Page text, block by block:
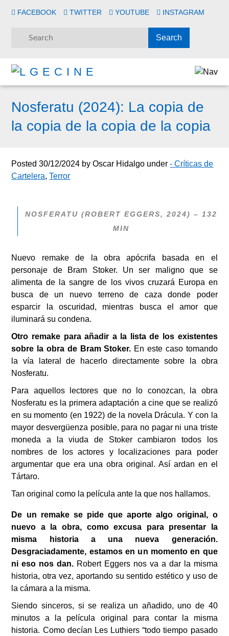
FACEBOOK TWITTER YOUTUBE INSTAGRAM
Nosferatu (2024): La copia de
la copia de la copia de la copia
Posted30/12/2024 byOscar Hidalgo under- Críticas de
Cartelera,Terror
NOSFERATU (ROBERT EGGERS, 2024) – 132
MIN
Nuevo remake de la obra apócrifa basada en el
personaje de Bram Stoker. Un ser maligno que se
alimenta de la sangre de los vivos cruzará Europa en
busca de un nuevo terreno de caza donde poder
esparcir la oscuridad, mientras busca el amor que
iluminará su condena.
Otro remake para añadir a la lista de los existentes
sobre la obra de Bram Stoker. En este caso tomando
la vía lateral de hacerlo directamente sobre la obra
Nosferatu.
Para aquellos lectores que no lo conozcan, la obra
Nosferatu es la primera adaptación a cine que se realizó
en su momento (en 1922) de la novela Drácula. Y con la
mayor desvergüenza posible, para no pagar ni una triste
moneda a la viuda de Stoker cambiaron todos los
nombres de los actores y localizaciones para poder
argumentar que era una obra original. Así ardan en el
Tártaro.
Tan original como la película ante la que nos hallamos.
De un remake se pide que aporte algo original, o
nuevo a la obra, como excusa para presentar la
misma historia a una nueva generación.
Desgraciadamente, estamos en un momento en que
ni eso nos dan. Robert Eggers nos va a dar la misma
historia, otra vez, aportando su sentido estético y uso de
la cámara a la misma.
Siendo sinceros, si se realiza un añadido, uno de 40
minutos a la película original para contar la misma
historia. Como decían Les Luthiers “todo tiempo pasado